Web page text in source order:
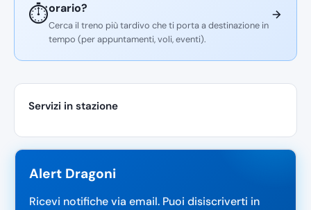
⏱️orario?
Cerca il treno più tardivo che ti porta a destinazione in
tempo (per appuntamenti, voli, eventi).
Servizi in stazione
Alert Dragoni
Ricevi notifiche via email. Puoi disiscriverti in